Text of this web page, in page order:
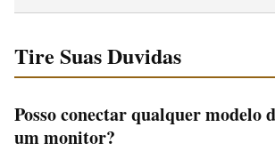
Tire Suas Duvidas
Posso conectar qualquer modelo
um monitor?